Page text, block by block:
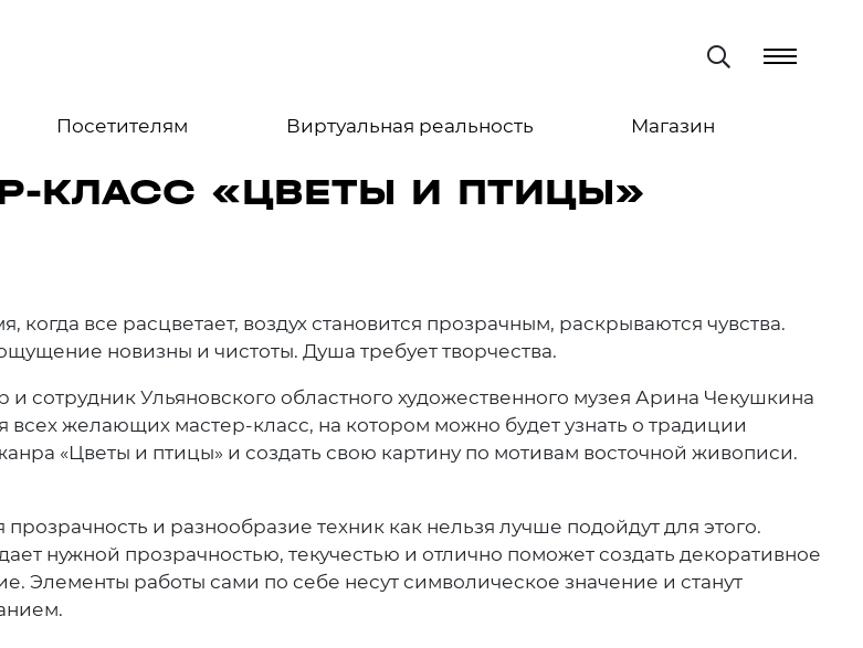
Посетителям Виртуальная реальность Магазин
КЛАСС «ЦВЕТЫ И ПТИЦЫ»
когда все расцветает, воздух становится прозрачным, раскрываются чувства.
новизны и чистоты. Душа требует творчества.
и сотрудник Ульяновского областного художественного музея Арина Чекушкина
всех желающих мастер-класс, на котором можно будет узнать о традиции
«Цветы и птицы» и создать свою картину по мотивам восточной живописи.
и разнообразие техник как нельзя лучше подойдут для этого.
нужной прозрачностью, текучестью и отлично поможет создать декоративное
Элементы работы сами по себе несут символическое значение и станут